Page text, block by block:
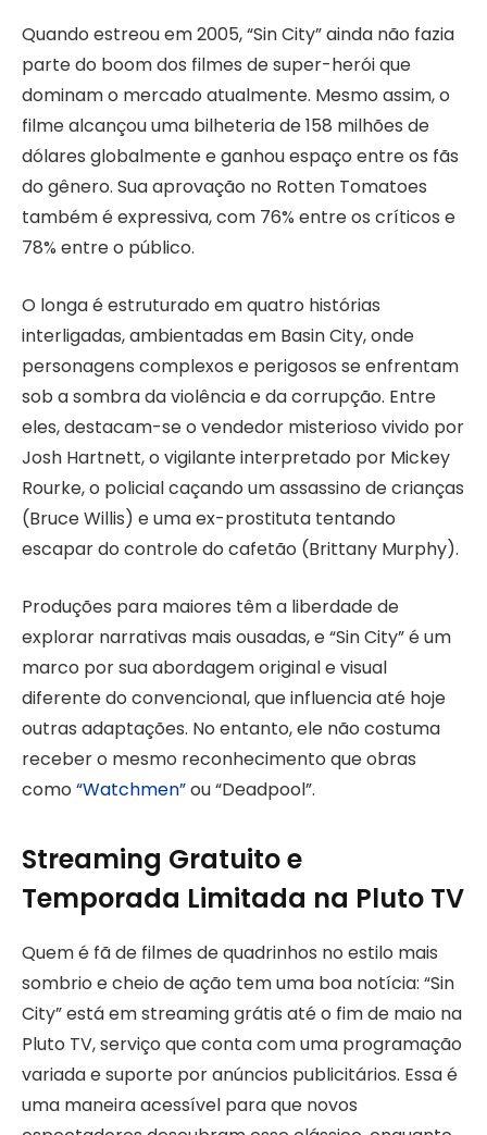
Quando estreou em 2005, “Sin City” ainda não fazia
parte do boom dos filmes de super-herói que
dominam o mercado atualmente. Mesmo assim, o
filme alcançou uma bilheteria de 158 milhões de
dólares globalmente e ganhou espaço entre os fãs
do gênero. Sua aprovação no Rotten Tomatoes
também é expressiva, com 76% entre os críticos e
78% entre o público.
O longa é estruturado em quatro histórias
interligadas, ambientadas em Basin City, onde
personagens complexos e perigosos se enfrentam
sob a sombra da violência e da corrupção. Entre
eles, destacam-se o vendedor misterioso vivido por
Josh Hartnett, o vigilante interpretado por Mickey
Rourke, o policial caçando um assassino de crianças
(Bruce Willis) e uma ex-prostituta tentando
escapar do controle do cafetão (Brittany Murphy).
Produções para maiores têm a liberdade de
explorar narrativas mais ousadas, e “Sin City” é um
marco por sua abordagem original e visual
diferente do convencional, que influencia até hoje
outras adaptações. No entanto, ele não costuma
receber o mesmo reconhecimento que obras
como “Watchmen”ou “Deadpool”.
Streaming Gratuito e
Temporada Limitada na Pluto TV
Quem é fã de filmes de quadrinhos no estilo mais
sombrio e cheio de ação tem uma boa notícia: “Sin
City” está em streaming grátis até o fim de maio na
Pluto TV, serviço que conta com uma programação
variada e suporte por anúncios publicitários. Essa é
uma maneira acessível para que novos